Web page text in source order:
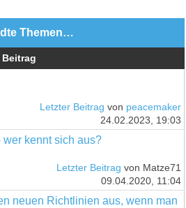
Themen…
Beitrag
Letzter Beitrag von peacemaker
24.02.2023, 19:03
wer kennt sich aus?
Letzter Beitrag von Matze71
09.04.2020, 11:04
neuen Richtlinien aus, wenn man